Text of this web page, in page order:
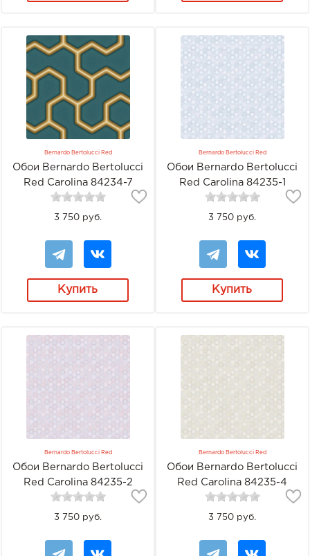
Bernardo Bertolucci Red
Обои Bernardo Bertolucci
Red Carolina 84234-7
3 750 руб.
Купить
Bernardo Bertolucci Red
Обои Bernardo Bertolucci
Red Carolina 84235-1
3 750 руб.
Купить
Bernardo Bertolucci Red
Обои Bernardo Bertolucci
Red Carolina 84235-2
3 750 руб.
Bernardo Bertolucci Red
Обои Bernardo Bertolucci
Red Carolina 84235-4
3 750 руб.